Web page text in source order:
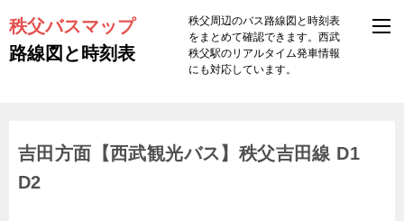
秩父バスマップ
路線図と時刻表
秩父周辺のバス路線図と時刻表
をまとめて確認できます。西武
秩父駅のリアルタイム発車情報
にも対応しています。
吉田方面【西武観光バス】秩父吉田線 D1
D2